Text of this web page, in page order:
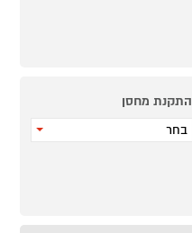
התקנת מחסן
בחר